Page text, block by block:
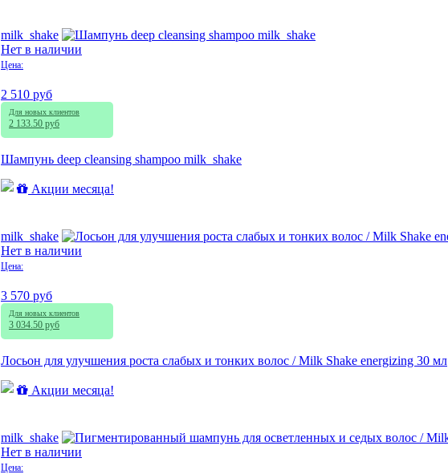
milk_shake
Нет в наличии
Цена:
2 510 руб
Для новых клиентов
2 133.50 руб
Шампунь deep cleansing shampoo milk_shake
Акции месяца!
milk_shake
Нет в наличии
Цена:
3 570 руб
Для новых клиентов
3 034.50 руб
Лосьон для улучшения роста слабых и тонких волос / Milk Shake energizing 30 мл
Акции месяца!
milk_shake
Нет в наличии
Цена: